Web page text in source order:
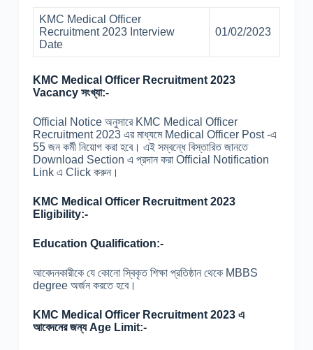
KMC Medical Officer
Recruitment 2023 Interview
Date
01/02/2023
KMC Medical Officer Recruitment 2023
Vacancy সংখ্যা:-
Official Notice অনুসারে KMC Medical Officer
Recruitment 2023 এর মাধ্যমে Medical Officer Post -এ
55 জন কর্মী নিয়োগ করা হবে। এই সম্বন্ধে বিস্তারিত জানতে
Download Section এ প্রদান করা Official Notification
Link এ Click করুন।
KMC Medical Officer Recruitment 2023
Eligibility:-
Education Qualification:-
আবেদনকারীকে যে কোনো স্বিকৃত শিক্ষা প্রতিষ্ঠান থেকে MBBS
degree অর্জন করতে হবে।
KMC Medical Officer Recruitment 2023 এ
আবেদনের জন্য Age Limit:-